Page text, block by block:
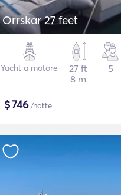
Orrskar 27 feet
Yacht a motore
27 ft
8 m
5
$746/notte